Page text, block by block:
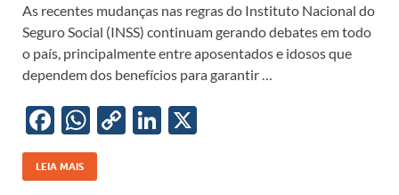
e
b
o
o
k
at
s
A
p
p
p
y
Li
n
k
k
e
dI
n
As recentes mudanças nas regras do Instituto Nacional do
Seguro Social (INSS) continuam gerando debates em todo
o país, principalmente entre aposentados e idosos que
dependem dos benefícios para garantir …
F
ac
e
W
h
at
C
Li
LEIA MAIS